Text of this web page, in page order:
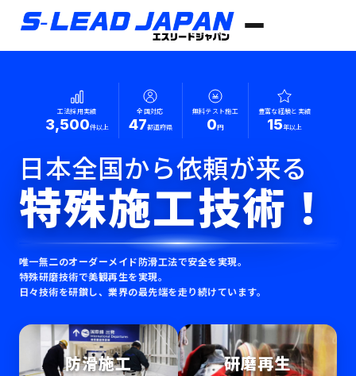
工法採用実績
3,500件以上
全国対応
47都道府県
無料テスト施工
0円
豊富な経験と実績
15年以上
日本全国から依頼が来る
特殊施工技術！
唯一無二のオーダーメイド防滑工法で安全を実現。
特殊研磨技術で美観再生を実現。
日々技術を研鑽し、業界の最先端を走り続けています。
防滑施工 研磨再生